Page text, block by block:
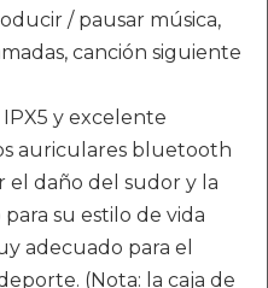
/ pausar música,
canción siguiente
y excelente
auriculares bluetooth
el daño del sudor y la
su estilo de vida
adecuado para el
(Nota: la caja de